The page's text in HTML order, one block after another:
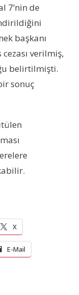
7’nin de
başkanı
verilmiş,
belirtilmişti.
sonuç
X
E-Mail